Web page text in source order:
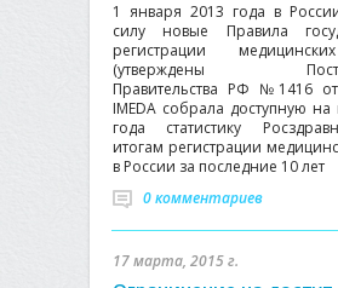
1 января 2013 года в
силу новые Правила
регистрации
(утверждены
Правительства РФ №1416 от
IMEDA собрала доступную
года статистику
итогам регистрации
в России за последние 10 лет
0 комментариев
17 марта, 2015 г.